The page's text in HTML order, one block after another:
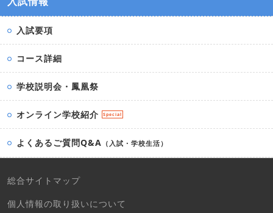
入試要項
コース詳細
学校説明会・鳳凰祭
オンライン学校紹介 Special
よくあるご質問Q&A （入試・学校生活）
総合サイトマップ
個人情報の取り扱いについて